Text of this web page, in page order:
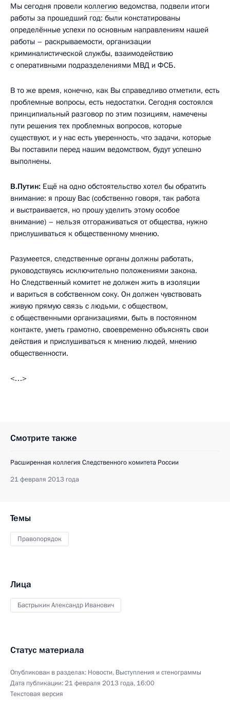
Мы сегодня провели коллегию ведомства, подвели итоги
работы за прошедший год: были констатированы
определённые успехи по основным направлениям нашей
работы – раскрываемости, организации
криминалистической службы, взаимодействию
с оперативными подразделениями МВД и ФСБ.
В то же время, конечно, как Вы справедливо отметили, есть
проблемные вопросы, есть недостатки. Сегодня состоялся
принципиальный разговор по этим позициям, намечены
пути решения тех проблемных вопросов, которые
существуют, и у нас есть уверенность, что задачи, которые
Вы поставили перед нашим ведомством, будут успешно
выполнены.
В.Путин: Ещё на одно обстоятельство хотел бы обратить
внимание: я прошу Вас (собственно говоря, так работа
и выстраивается, но прошу уделить этому особое
внимание) – нельзя отгораживаться от общества, нужно
прислушиваться к общественному мнению.
Разумеется, следственные органы должны работать,
руководствуясь исключительно положениями закона.
Но Следственный комитет не должен жить в изоляции
и вариться в собственном соку. Он должен чувствовать
живую прямую связь с людьми, с обществом,
с общественными организациями, быть в постоянном
контакте, уметь грамотно, своевременно объяснять свои
действия и прислушиваться к мнению людей, мнению
общественности.
<…>
Смотрите также
Расширенная коллегия Следственного комитета России
21 февраля 2013 года
Темы
Правопорядок
Лица
Бастрыкин Александр Иванович
Статус материала
Опубликован в разделах: Новости, Выступления и стенограммы
Дата публикации:21 февраля 2013 года, 16:00
Текстовая версия